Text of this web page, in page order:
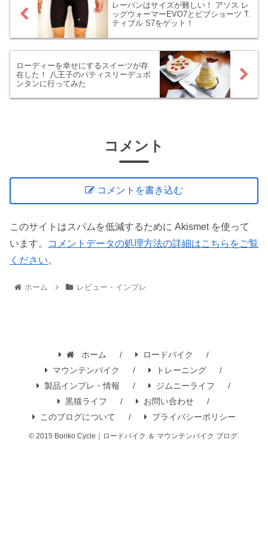
レーパンはサイズが難しい！ アソス レ
ッグウォーマーEVO7とビブショーツ T.
ティブル S7をゲット！
ローディーを幸せにするスイーツが存
在した！ 八王子のパティスリーデュボ
ンタンに行ってみた
コメント
コメントを書き込む
このサイトはスパムを低減するために Akismet を使って
います。
コメントデータの処理方法の詳細はこちらをご覧
ください。
ホーム レビュー・インプレ
ホーム
ロードバイク
マウンテンバイク
トレーニング
製品インプレ・情報
ジムニーライフ
黒猫ライフ
お問い合わせ
このブログについて
プライバシーポリシー
© 2015 Boriko Cycle｜ロードバイク ＆ マウンテンバイク ブログ.